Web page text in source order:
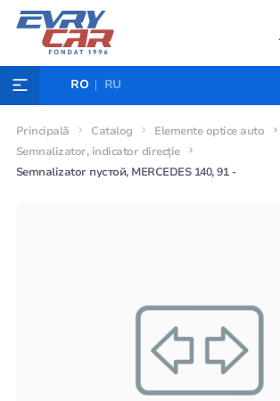
RO RU
Principală Catalog
Elemente optice auto
Semnalizator, indicator direcție
Semnalizator пустой, MERCEDES 140, 91 -